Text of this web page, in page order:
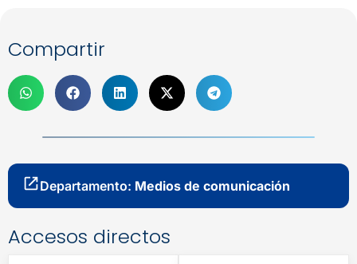
Compartir
Departamento: Medios de comunicación
Accesos directos